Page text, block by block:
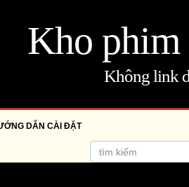
Kho phim
Không link
DẪN CÀI ĐẶT